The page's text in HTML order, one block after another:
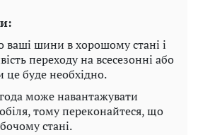
ваші шини в хорошому стані і
переходу на всесезонні або
буде необхідно.
може навантажувати
тому переконайтеся, що
стані.